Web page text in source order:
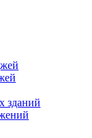
зданий